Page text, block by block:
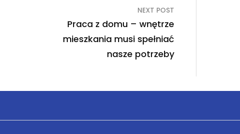
NEXT POST
Praca z domu – wnętrze
mieszkania musi spełniać
nasze potrzeby